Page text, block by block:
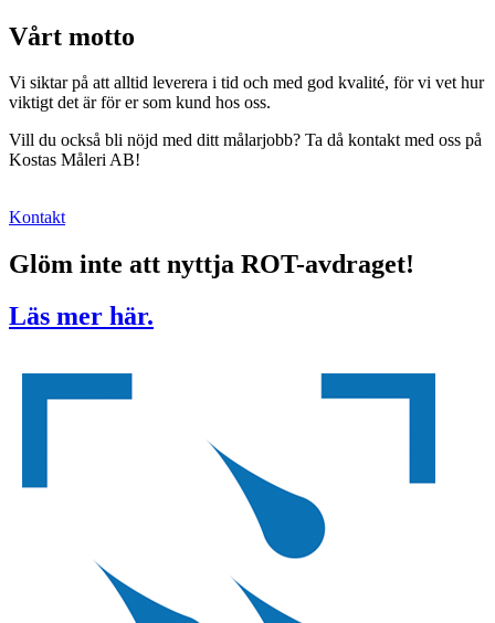
Vårt motto
Vi siktar på att alltid leverera i tid och med god kvalité, för vi vet hur
viktigt det är för er som kund hos oss.
Vill du också bli nöjd med ditt målarjobb? Ta då kontakt med oss på
Kostas Måleri AB!
Kontakt
Glöm inte att nyttja ROT-avdraget!
Läs mer här.